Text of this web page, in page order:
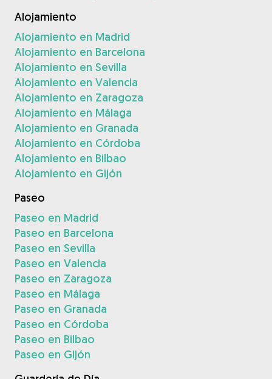
Alojamiento
Alojamiento en Madrid
Alojamiento en Barcelona
Alojamiento en Sevilla
Alojamiento en Valencia
Alojamiento en Zaragoza
Alojamiento en Málaga
Alojamiento en Granada
Alojamiento en Córdoba
Alojamiento en Bilbao
Alojamiento en Gijón
Paseo
Paseo en Madrid
Paseo en Barcelona
Paseo en Sevilla
Paseo en Valencia
Paseo en Zaragoza
Paseo en Málaga
Paseo en Granada
Paseo en Córdoba
Paseo en Bilbao
Paseo en Gijón